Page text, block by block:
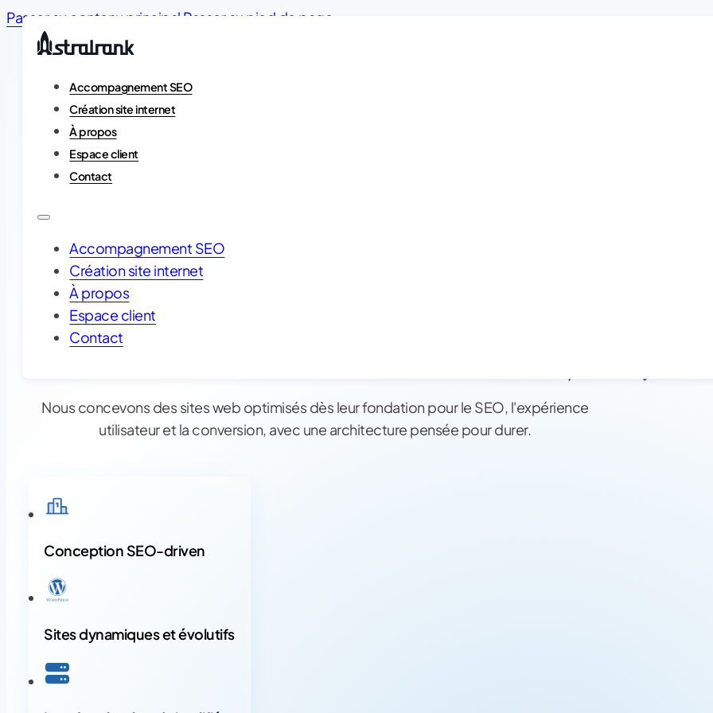
Passer au contenu principal Passer au pied de page
Accompagnement SEO
Création site internet
À propos
Espace client
Contact
Accompagnement SEO
Création site internet
À propos
Espace client
Contact
Création de site internet qui
Google,
Nous concevons des sites web optimisés dès leur fondation pour le SEO, l'expérience
utilisateur et la conversion, avec une architecture pensée pour durer.
Conception SEO-driven
Sites dynamiques et évolutifs